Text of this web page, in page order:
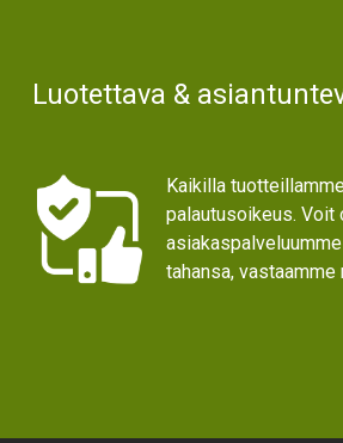
Luotettava &
Kaikilla
palautusoikeus. Voit
tahansa,